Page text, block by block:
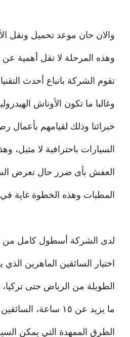
والان حان موعد تحميل ونقل
وهذه المرحلة لا تقل أهمية عن
تقوم الشركة باتباع أحدث
وغالبا ما تكون الأوناش
خبرائنا وذلك لقيامهم
السيارات باحترافية لا مثيل،
العفش بأى ضرر حال تعرض
المطبات وهذه الخطوة غاية في
لدى الشركة أسطول كامل من
اختيار السائقين الماهرين الذي
الطويلة من الرياض حتى
ما يزيد عن ١٥ ساعة،
الطرق الممهدة التي يمكن